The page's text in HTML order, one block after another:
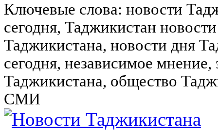
Ключевые слова: новости
сегодня, Таджикистан
Таджикистана, новости дня
сегодня, независимое
Таджикистана, общество
СМИ